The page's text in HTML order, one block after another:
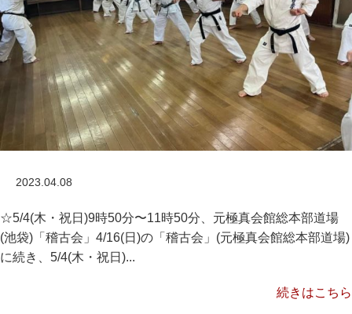
2023.04.08
☆5/4(木・祝日)9時50分〜11時50分、元極真会館総本部道場
(池袋)「稽古会」4/16(日)の「稽古会」(元極真会館総本部道場)
に続き、5/4(木・祝日)...
続きはこちら